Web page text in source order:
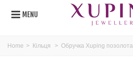
MENU
Home > Кільця > Обручка Xuping